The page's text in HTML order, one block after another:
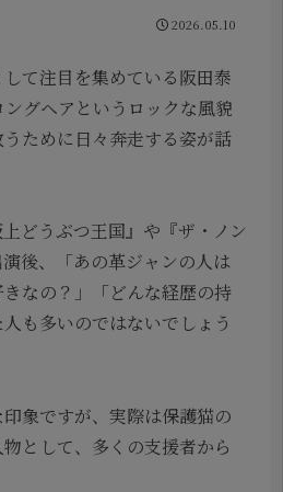
2026.05.10
て注目を集めている阪田泰
グヘアというロックな風貌
ために日々奔走する姿が話
どうぶつ王国』や『ザ・ノン
後、「あの革ジャンの人は
なの？」「どんな経歴の持
も多いのではないでしょう
象ですが、実際は保護猫の
として、多くの支援者から